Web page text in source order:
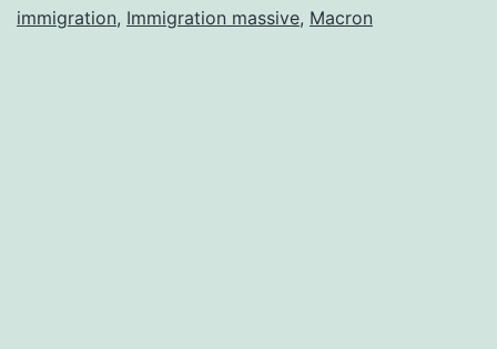
immigration, Immigration massive, Macron